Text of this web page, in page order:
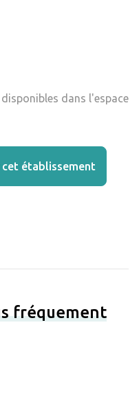
dans l'espace
cet établissement
fréquement